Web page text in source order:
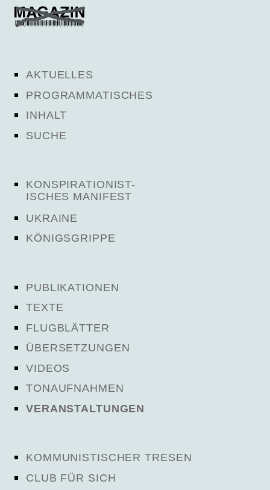
AKTUELLES
PROGRAMMATISCHES
INHALT
SUCHE
KONSPIRATIONIST-
ISCHES MANIFEST
UKRAINE
KÖNIGSGRIPPE
PUBLIKATIONEN
TEXTE
FLUGBLÄTTER
ÜBERSETZUNGEN
VIDEOS
TONAUFNAHMEN
VERANSTALTUNGEN
KOMMUNISTISCHER TRESEN
CLUB FÜR SICH